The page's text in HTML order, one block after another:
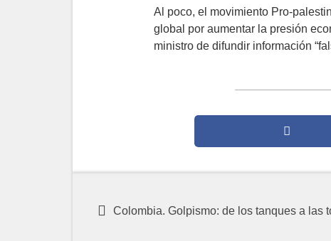
Al poco, el movimiento Pro-
global por aumentar la presión
ministro de difundir información
Colombia. Golpismo: de los tanques a las